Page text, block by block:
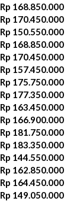
Rp 168.850.000
Rp 170.450.000
Rp 150.550.000
Rp 168.850.000
Rp 170.450.000
Rp 157.450.000
Rp 175.750.000
Rp 177.350.000
Rp 163.450.000
Rp 166.900.000
Rp 181.750.000
Rp 183.350.000
Rp 144.550.000
Rp 162.850.000
Rp 164.450.000
Rp 149.050.000